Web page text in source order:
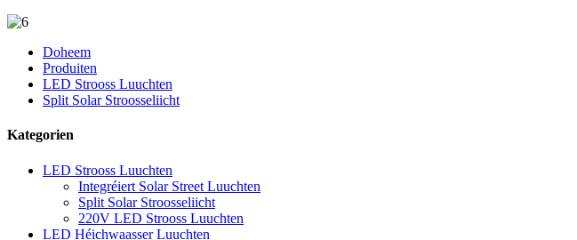
Doheem
Produiten
LED Strooss Luuchten
Split Solar Stroosseliicht
Kategorien
LED Strooss Luuchten
Integréiert Solar Street Luuchten
Split Solar Stroosseliicht
220V LED Strooss Luuchten
LED Héichwaasser Luuchten